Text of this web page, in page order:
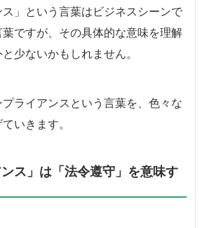
ス」という言葉はビジネスシーンで
ですが、その具体的な意味を理解
少ないかもしれません。
ライアンスという言葉を、色々な
いきます。
ンス」は「法令遵守」を意味す